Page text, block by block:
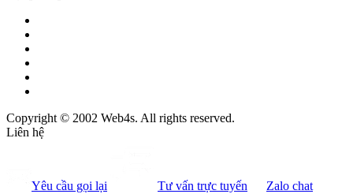
Copyright © 2002 Web4s. All rights reserved.
Liên hệ
Yêu cầu gọi lại Tư vấn trực tuyến Zalo chat